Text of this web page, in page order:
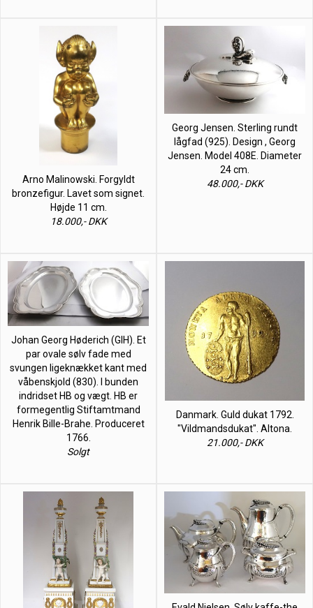
Arno Malinowski. Forgyldt
bronzefigur. Lavet som signet.
Højde 11 cm.
18.000,- DKK
Georg Jensen. Sterling rundt
lågfad (925). Design , Georg
Jensen. Model 408E. Diameter
24 cm.
48.000,- DKK
Johan Georg Høderich (GIH). Et
par ovale sølv fade med
svungen ligeknækket kant med
våbenskjold (830). I bunden
indridset HB og vægt. HB er
formegentlig Stiftamtmand
Henrik Bille-Brahe. Produceret
1766.
Solgt
Danmark. Guld dukat 1792.
"Vildmandsdukat". Altona.
21.000,- DKK